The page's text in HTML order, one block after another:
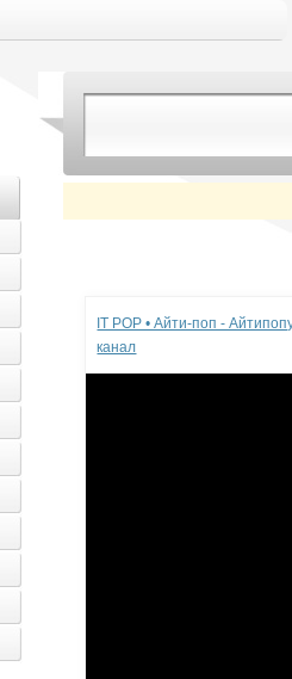
IT POP • Айти-поп -
канал